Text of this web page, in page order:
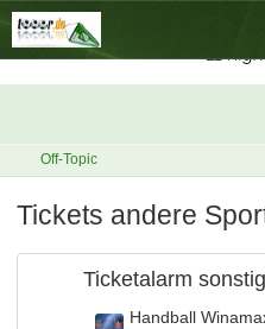
Off-Topic
Tickets andere
Ticketalarm
L
Handball